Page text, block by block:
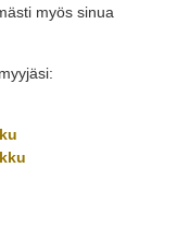
myös sinua